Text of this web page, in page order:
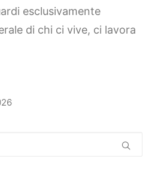
esclusivamente
di chi ci vive, ci lavora